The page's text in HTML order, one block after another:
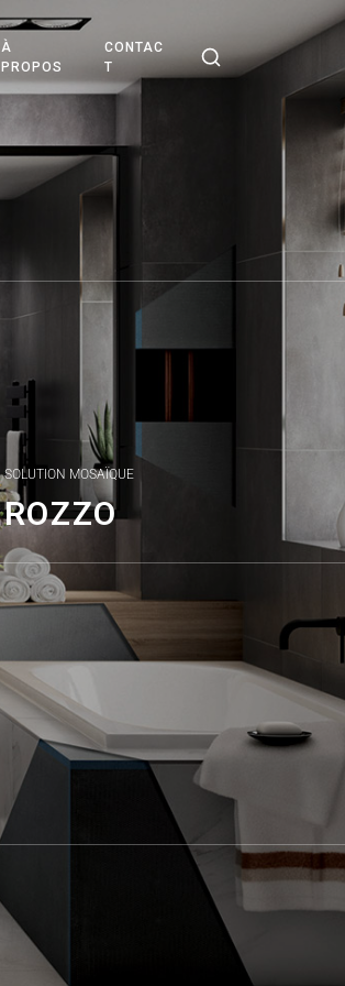
À
PROPOS
CONTAC
T
SOLUTION MOSAÏQUE
ROZZO